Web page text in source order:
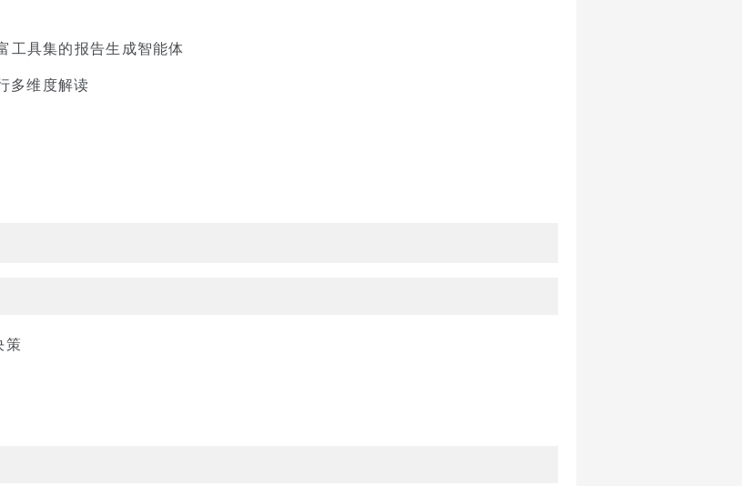
工具集的报告生成智能体
多维度解读
策